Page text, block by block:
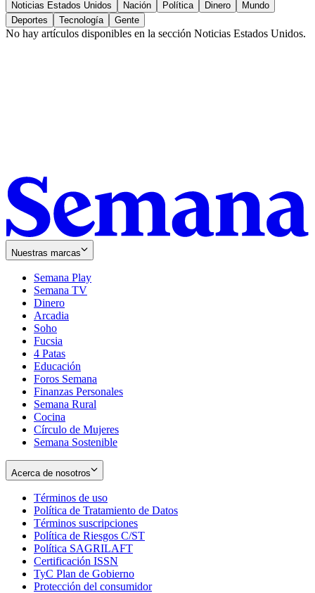
Noticias Estados Unidos Nación Política Dinero
Mundo
Deportes
Tecnología Gente
No hay artículos disponibles en la sección Noticias Estados Unidos.
Nuestras marcas
Semana Play
Semana TV
Dinero
Arcadia
Soho
in
new
window
Fucsia
in
new
window
4 Patas
Educación
Foros Semana
Finanzas Personales
Semana Rural
Cocina
Círculo de Mujeres
Semana Sostenible
Acerca de nosotros
Términos de uso
in
new
window
Política de Tratamiento de Datos
Términos suscripciones
in
Política de Riesgos C/ST
Política SAGRILAFT
new
window
Certificación ISSN
in
new
TyC Plan de Gobierno
in
Protección del consumidorOpens